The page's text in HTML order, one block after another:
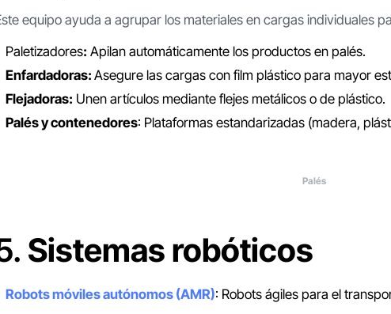
equipo ayuda a agrupar los materiales en cargas individuales
Paletizadores: Apilan automáticamente los productos en palés.
Enfardadoras: Asegure las cargas con film plástico para mayor
Flejadoras: Unen artículos mediante flejes metálicos o de plástico.
Palés y contenedores: Plataformas estandarizadas (madera,
Palés
Sistemas robóticos
Robots móviles autónomos (AMR): Robots ágiles para el